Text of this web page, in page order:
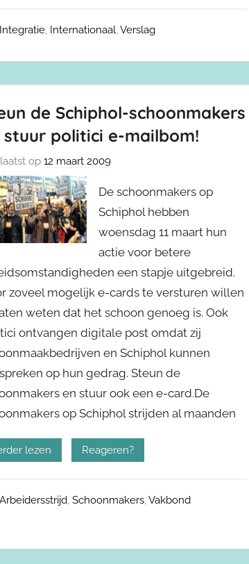
Integratie, Internationaal,Verslag
de Schiphol-schoonmakers
stuur politici e-mailbom!
op12 maart 2009
De schoonmakers op
Schiphol hebben
woensdag 11 maart hun
actie voor betere
een stapje uitgebreid.
zoveel mogelijk e-cards te versturen willen
weten dat het schoon genoeg is. Ook
ontvangen digitale post omdat zij
en Schiphol kunnen
op hun gedrag. Steun de
en stuur ook een e-card.De
op Schiphol strijden al maanden
lezen Reageren?
Arbeidersstrijd, Schoonmakers,Vakbond